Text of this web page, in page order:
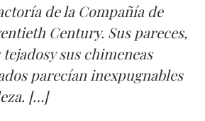
de la Compañía de
Century. Sus pareces,
sus chimeneas
parecían inexpugnables
[…]